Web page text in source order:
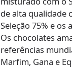
de alta qualidade
Seleção 75% e
Os chocolates
referências
Marfim, Gana e